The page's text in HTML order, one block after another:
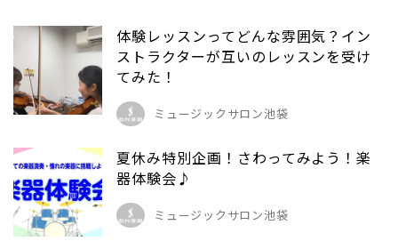
体験レッスンってどんな雰囲気？イン
ストラクターが互いのレッスンを受け
てみた！
ミュージックサロン池袋
夏休み特別企画！さわってみよう！楽
器体験会♪
ミュージックサロン池袋